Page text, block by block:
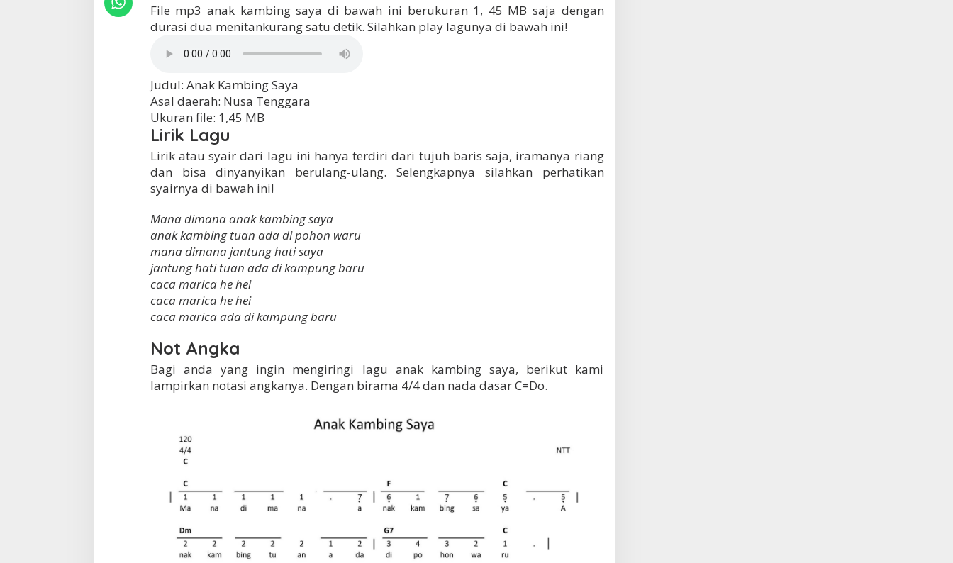
File mp3 anak kambing saya di bawah ini berukuran 1, 45 MB saja dengan
durasi dua menitankurang satu detik. Silahkan play lagunya di bawah ini!
Judul: Anak Kambing Saya
Asal daerah: Nusa Tenggara
Ukuran file: 1,45 MB
Lirik Lagu
Lirik atau syair dari lagu ini hanya terdiri dari tujuh baris saja, iramanya riang
dan bisa dinyanyikan berulang-ulang. Selengkapnya silahkan perhatikan
syairnya di bawah ini!
Mana dimana anak kambing saya
anak kambing tuan ada di pohon waru
mana dimana jantung hati saya
jantung hati tuan ada di kampung baru
caca marica he hei
caca marica he hei
caca marica ada di kampung baru
Not Angka
Bagi anda yang ingin mengiringi lagu anak kambing saya, berikut kami
lampirkan notasi angkanya. Dengan birama 4/4 dan nada dasar C=Do.